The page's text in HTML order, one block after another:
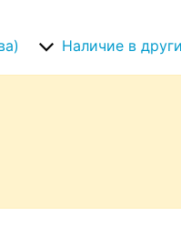
Наличие в